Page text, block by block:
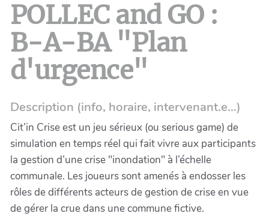
POLLEC and GO :
B-A-BA "Plan
d'urgence"
Description (info, horaire, intervenant.e...)
Cit’in Crise est un jeu sérieux (ou serious game) de
simulation en temps réel qui fait vivre aux participants
la gestion d’une crise "inondation" à l’échelle
communale. Les joueurs sont amenés à endosser les
rôles de différents acteurs de gestion de crise en vue
de gérer la crue dans une commune fictive.